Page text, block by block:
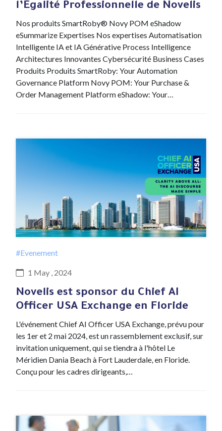
l’Égalité Professionnelle de Novelis
Nos produits SmartRoby® Novy POM eShadow
eSummarize Expertises Nos expertises Automatisation
Intelligente IA et IA Générative Process Intelligence
Architectures Innovantes Cybersécurité Business Cases
Produits Produits SmartRoby: Your Automation
Governance Platform Novy POM: Your Purchase &
Order Management Platform eShadow: Your…
#Evenement
1 May , 2024
Novelis est sponsor du Chief AI
Officer USA Exchange en Floride
L'événement Chief AI Officer USA Exchange, prévu pour
les 1er et 2 mai 2024, est un rassemblement exclusif, sur
invitation uniquement, qui se tiendra à l'hôtel Le
Méridien Dania Beach à Fort Lauderdale, en Floride.
Conçu pour les cadres dirigeants,…